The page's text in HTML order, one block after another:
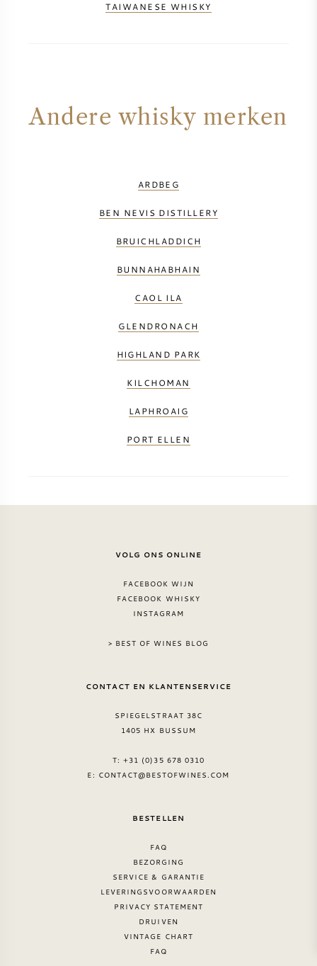
TAIWANESE WHISKY
Andere whisky merken
ARDBEG
BEN NEVIS DISTILLERY
BRUICHLADDICH
BUNNAHABHAIN
CAOL ILA
GLENDRONACH
HIGHLAND PARK
KILCHOMAN
LAPHROAIG
PORT ELLEN
VOLG ONS ONLINE
FACEBOOK WIJN
FACEBOOK WHISKY
INSTAGRAM
> BEST OF WINES BLOG
CONTACT EN KLANTENSERVICE
SPIEGELSTRAAT 38C
1405 HX BUSSUM
T: +31 (0)35 678 0310
E: CONTACT@BESTOFWINES.COM
BESTELLEN
FAQ
BEZORGING
SERVICE & GARANTIE
LEVERINGSVOORWAARDEN
PRIVACY STATEMENT
DRUIVEN
VINTAGE CHART
FAQ